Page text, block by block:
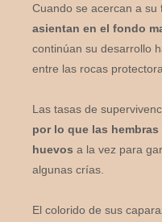
Cuando se acercan a su
asientan en el fondo
continúan su desarrollo
entre las rocas
Las tasas de
por lo que las
huevos a la vez para
algunas crías.
El colorido de sus